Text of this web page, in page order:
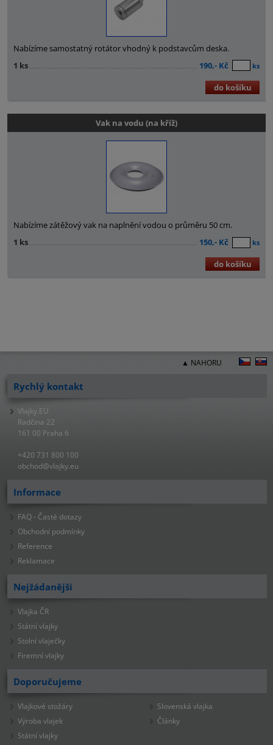
Nabízíme samostatný rotátor vhodný k podstavcům deska.
1 ks
190,- Kč ks
do košíku
Vak na vodu (na kříž)
Nabízíme zátěžový vak na naplnění vodou o průměru 50 cm.
1 ks
150,- Kč ks
do košíku
▲ NAHORU
Rychlý kontakt
Vlajky.EU
Radčina 22
161 00 Praha 6
+420 731 800 100
obchod@vlajky.eu
Informace
FAQ - Časté dotazy
Obchodní podmínky
Reference
Reklamace
Nejžádanější
Vlajka ČR
Státní vlajky
Stolní vlaječky
Firemní vlajky
Doporučujeme
Vlajkové stožáry
Výroba vlajek
Státní vlajky
Slovenská vlajka
Články